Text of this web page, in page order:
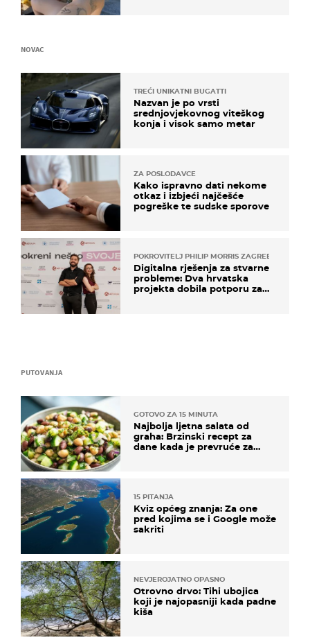
PUTOVANJA
GOTOVO ZA 15 MINUTA
Najbolja ljetna salata od
graha: Brzinski recept za
dane kada je prevruće za
15 PITANJA
Kviz općeg znanja: Za one
pred kojima se i Google može
sakriti
NEVJEROJATNO OPASNO
Otrovno drvo: Tihi ubojica
koji je najopasniji kada padne
kiša
NOVAC
TREĆI UNIKATNI BUGATTI
Nazvan je po vrsti
srednjovjekovnog viteškog
konja i visok samo metar
ZA POSLODAVCE
Kako ispravno dati nekome
otkaz i izbjeći najčešće
pogreške te sudske sporove
POKROVITELJ PHILIP MORRIS ZAGREB
Digitalna rješenja za stvarne
probleme: Dva hrvatska
projekta dobila potporu za